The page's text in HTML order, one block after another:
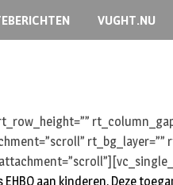
VUGHT.NU
aan kinderen. Deze